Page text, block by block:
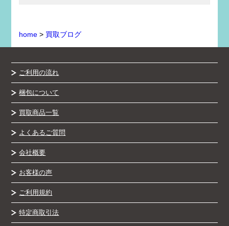
home > 買取ブログ
ご利用の流れ
梱包について
買取商品一覧
よくあるご質問
会社概要
お客様の声
ご利用規約
特定商取引法